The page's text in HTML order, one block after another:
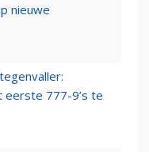
nieuwe
eerste 777-9’s te